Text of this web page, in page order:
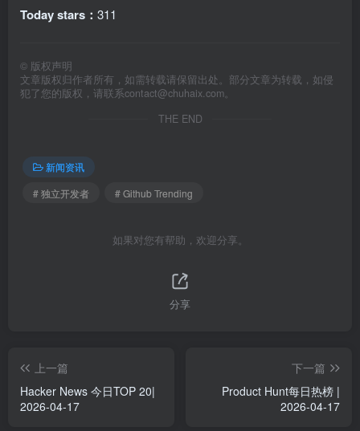
Today stars： 311
© 版权声明
文章版权归作者所有，如需转载请保留出处。部分文章为转载，如侵
犯了您的版权，请联系contact@chuhaix.com。
THE END
新闻资讯
# 独立开发者
# Github Trending
如果对您有帮助，欢迎分享。
分享
上一篇
Hacker News 今日TOP 20|
2026-04-17
下一篇
Product Hunt每日热榜 |
2026-04-17